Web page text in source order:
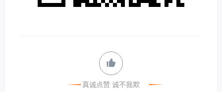
真诚点赞 诚不我欺